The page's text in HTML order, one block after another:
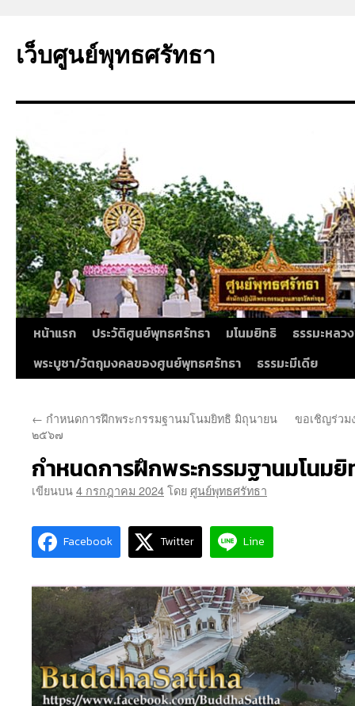
ยัง
เว็บศูนย์พุทธศรัทธา
หน้าแรก ประวัติศูนย์พุทธศรัทธา มโนมยิทธิ
ธรรมะหลว
พระบูชา/วัตถุมงคลของศูนย์พุทธศรัทธา
ธรรมะมีเดีย
← กำหนดการฝึกพระกรรมฐานมโนมยิทธิ มิถุนายน
๒๕๖๗
ขอเชิญร่วม
กำหนดการฝึกพระกรรมฐานมโนม
เขียนบน4 กรกฎาคม 2024โดยศูนย์พุทธศรัทธา
Facebook Twitter Line